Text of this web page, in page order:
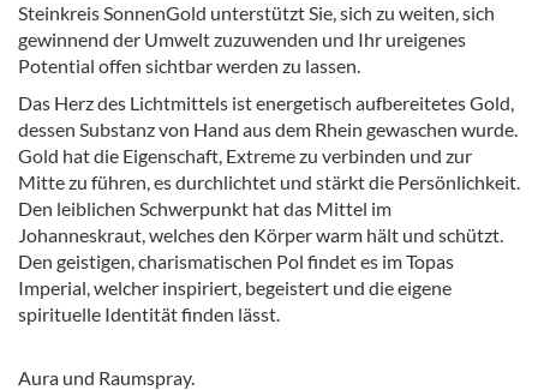
Steinkreis SonnenGold unterstützt Sie, sich zu weiten, sich
gewinnend der Umwelt zuzuwenden und Ihr ureigenes
Potential offen sichtbar werden zu lassen.
Das Herz des Lichtmittels ist energetisch aufbereitetes Gold,
dessen Substanz von Hand aus dem Rhein gewaschen wurde.
Gold hat die Eigenschaft, Extreme zu verbinden und zur
Mitte zu führen, es durchlichtet und stärkt die Persönlichkeit.
Den leiblichen Schwerpunkt hat das Mittel im
Johanneskraut, welches den Körper warm hält und schützt.
Den geistigen, charismatischen Pol findet es im Topas
Imperial, welcher inspiriert, begeistert und die eigene
spirituelle Identität finden lässt.
Aura und Raumspray.